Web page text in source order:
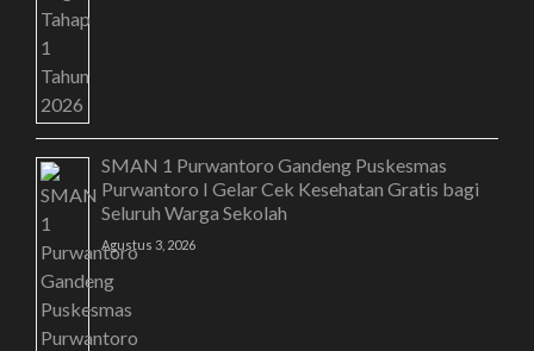
SMAN 1 Purwantoro Gandeng Puskesmas
Purwantoro I Gelar Cek Kesehatan Gratis bagi
Seluruh Warga Sekolah
Agustus 3, 2026